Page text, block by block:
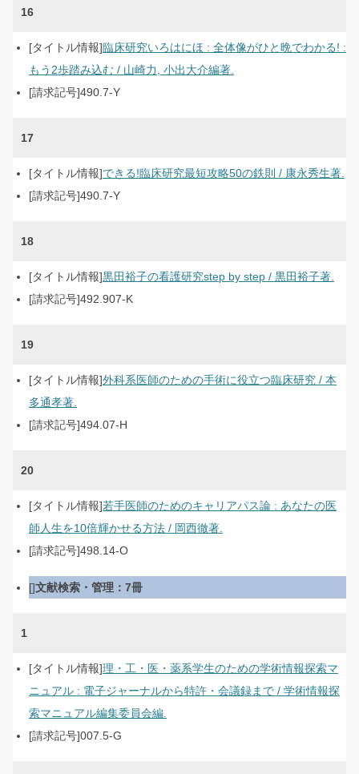
16
臨床研究いろはにほ : 全体像がひと晩でわかる! :
もう2歩踏み込む / 山崎力, 小出大介編著.
490.7-Y
17
できる!臨床研究最短攻略50の鉄則 / 康永秀生著.
490.7-Y
18
黒田裕子の看護研究step by step / 黒田裕子著.
492.907-K
19
外科系医師のための手術に役立つ臨床研究 / 本
多通孝著.
494.07-H
20
若手医師のためのキャリアパス論 : あなたの医
師人生を10倍輝かせる方法 / 岡西徹著.
498.14-O
文献検索・管理：7冊
1
理・工・医・薬系学生のための学術情報探索マ
ニュアル : 電子ジャーナルから特許・会議録まで / 学術情報探
索マニュアル編集委員会編.
007.5-G